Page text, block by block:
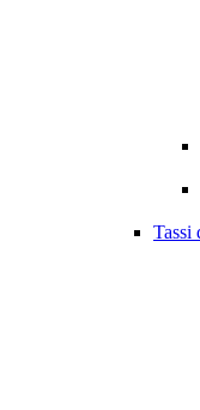
Tassi